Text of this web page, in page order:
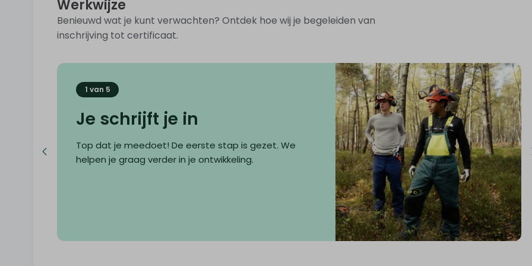
Werkwijze
Benieuwd wat je kunt verwachten? Ontdek hoe wij je begeleiden van
inschrijving tot certificaat.
1 van 5
Je schrijft je in
Top dat je meedoet! De eerste stap is gezet. We
helpen je graag verder in je ontwikkeling.